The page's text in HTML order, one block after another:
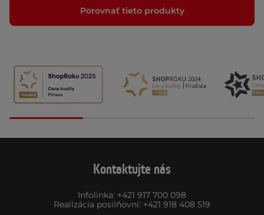
Porovnať tieto produkty
Kontaktujte nás
Infolinka: +421 917 700 098
Realizácia posilňovní: +421 918 408 519